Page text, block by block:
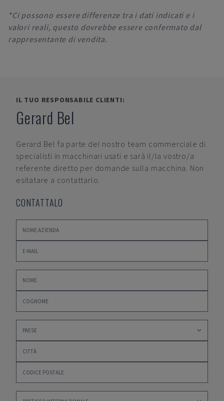
*Ci possono essere differenze tra i dati indicati e i
valori reali, questo dovrebbe essere confermato dal
rappresentante di vendita.
IL TUO RESPONSABILE CLIENTI:
Gerard Bel
Gerard Bel fa parte del nostro team commerciale di
specialisti in macchinari usati e sarà il/la vostro/a
referente diretto per domande sulla macchina. Non
esitatare a contattarlo.
CONTATTALO